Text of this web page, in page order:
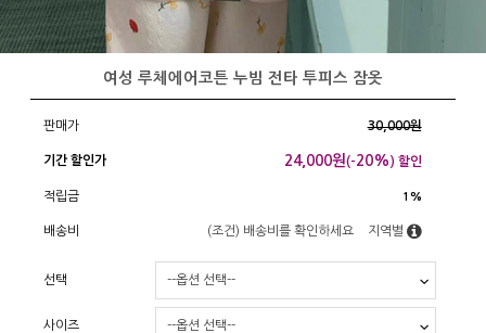
여성 루체에어코튼 누빔 전타 투피스 잠옷
판매가 30,000원
기간 할인가 24,000원(-20%) 할인
적립금 1%
배송비 (조건) 배송비를 확인하세요 지역별
선택
사이즈